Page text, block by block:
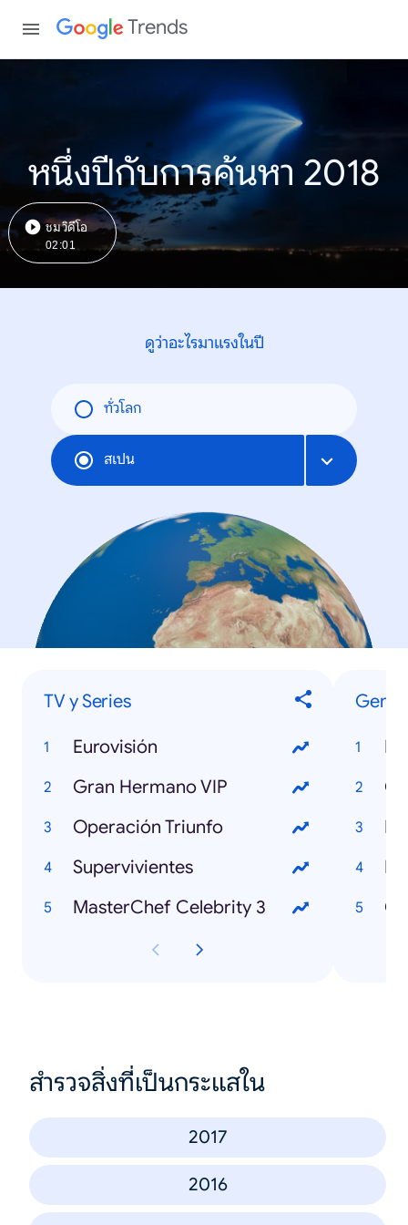
Trends
หนึ่งปีกับการค้นหา 2018
ชมวิดีโอ
02:01
ดูว่าอะไรมาแรงในปี
ทั่วโลก
สเปน
TV y Series
Eurovisión
Gran Hermano VIP
Operación Triunfo
Supervivientes
MasterChef Celebrity 3
สำรวจสิ่งที่เป็นกระแสใน
2017
2016